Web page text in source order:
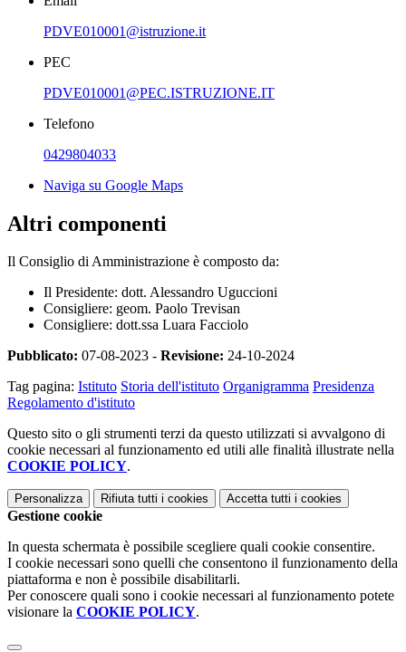
PDVE010001@istruzione.it
PEC
PDVE010001@PEC.ISTRUZIONE.IT
Telefono
0429804033
Naviga su Google Maps
Altri componenti
Il Consiglio di Amministrazione è composto da:
Il Presidente: dott. Alessandro Uguccioni
Consigliere: geom. Paolo Trevisan
Consigliere: dott.ssa Luara Facciolo
Pubblicato: 07-08-2023 - Revisione: 24-10-2024
Tag pagina: Istituto Storia dell'istituto Organigramma Presidenza
Regolamento d'istituto
Questo sito o gli strumenti terzi da questo utilizzati si avvalgono di
cookie necessari al funzionamento ed utili alle finalità illustrate nella
COOKIE POLICY.
Personalizza Rifiuta tutti i cookies Accetta tutti i cookies
Gestione cookie
In questa schermata è possibile scegliere quali cookie consentire.
I cookie necessari sono quelli che consentono il funzionamento della
piattaforma e non è possibile disabilitarli.
Per conoscere quali sono i cookie necessari al funzionamento potete
visionare la COOKIE POLICY.